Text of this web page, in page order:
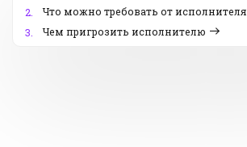
2.
Что можно требовать от исполнителя
3.
Чем пригрозить исполнителю